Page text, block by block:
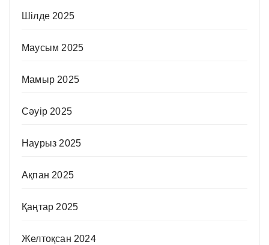
Шілде 2025
Маусым 2025
Мамыр 2025
Сәуір 2025
Наурыз 2025
Ақпан 2025
Қаңтар 2025
Желтоқсан 2024